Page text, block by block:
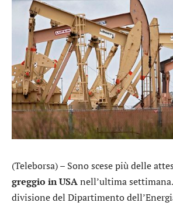
(Teleborsa) – Sono scese più delle
greggio in USAnell’ultima settimana.
divisione del Dipartimento